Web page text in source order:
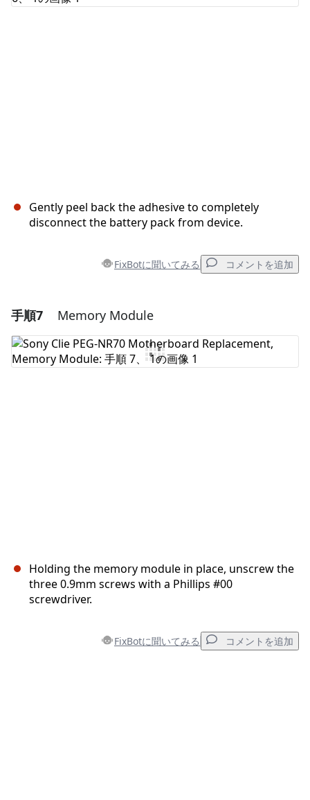
Gently peel back the adhesive to completely
disconnect the battery pack from device.
FixBotに聞いてみる コメントを追加
コメントを追加
コメントを追加
手順7 Memory Module
Holding the memory module in place, unscrew the
three 0.9mm screws with a Phillips #00
screwdriver.
FixBotに聞いてみる コメントを追加